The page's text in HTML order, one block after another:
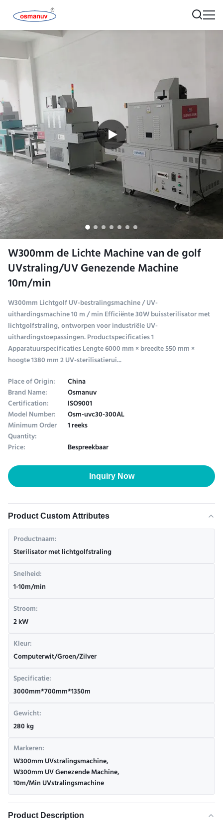
W300mm de Lichte Machine van de golf
UVstraling/UV Genezende Machine
10m/min
W300mm Lichtgolf UV-bestralingsmachine / UV-
uithardingsmachine 10 m / min Efficiënte 30W buissterilisator met
lichtgolfstraling, ontworpen voor industriële UV-
uithardingstoepassingen. Productspecificaties 1
Apparatuurspecificaties Lengte 6000 mm × breedte 550 mm ×
hoogte 1380 mm 2 UV-sterilisatierui...
Place of Origin:
China
Brand Name: Osmanuv
Certification: ISO9001
Model Number: Osm-uvc30-300AL
Minimum Order
Quantity:
1 reeks
Price:
Bespreekbaar
Inquiry Now
Product Custom Attributes
Productnaam:
Sterilisator met lichtgolfstraling
Snelheid:
1-10m/min
Stroom:
2 kW
Kleur:
Computerwit/Groen/Zilver
Specificatie:
3000mm*700mm*1350m
Gewicht:
280 kg
Markeren:
W300mm UVstralingsmachine,
W300mm UV Genezende Machine,
10m/Min UVstralingsmachine
Product Description